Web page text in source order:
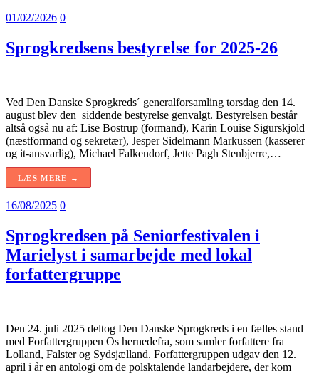
01/02/2026 0
Sprogkredsens bestyrelse for 2025-26
Ved Den Danske Sprogkreds´ generalforsamling torsdag den 14.
august blev den siddende bestyrelse genvalgt. Bestyrelsen består
altså også nu af: Lise Bostrup (formand), Karin Louise Sigurskjold
(næstformand og sekretær), Jesper Sidelmann Markussen (kasserer
og it-ansvarlig), Michael Falkendorf, Jette Pagh Stenbjerre,…
LÆS MERE →
16/08/2025 0
Sprogkredsen på Seniorfestivalen i
Marielyst i samarbejde med lokal
forfattergruppe
Den 24. juli 2025 deltog Den Danske Sprogkreds i en fælles stand
med Forfattergruppen Os hernedefra, som samler forfattere fra
Lolland, Falster og Sydsjælland. Forfattergruppen udgav den 12.
april i år en antologi om de polsktalende landarbejdere, der kom